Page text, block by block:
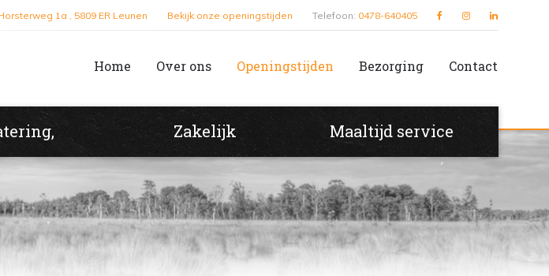
1a , 5809 ER Leunen Bekijk onze openingstijden Telefoon: 0478-640405
Home Over ons Openingstijden Bezorging Contact
Zakelijk Maaltijd service